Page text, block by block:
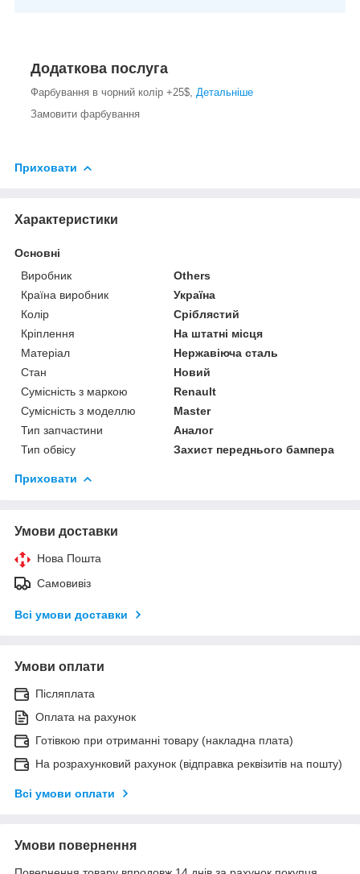
Додаткова послуга
Фарбування в чорний колір +25$, Детальніше
Замовити фарбування
Приховати
Характеристики
Основні
Виробник
Others
Країна виробник
Україна
Колір
Сріблястий
Кріплення
На штатні місця
Матеріал
Нержавіюча сталь
Стан
Новий
Сумісність з маркою
Renault
Сумісність з моделлю
Master
Тип запчастини
Аналог
Тип обвісу
Захист переднього бампера
Приховати
Умови доставки
Нова Пошта
Самовивіз
Всі умови доставки
Умови оплати
Післяплата
Оплата на рахунок
Готівкою при отриманні товару (накладна плата)
На розрахунковий рахунок (відправка реквізитів на пошту)
Всі умови оплати
Умови повернення